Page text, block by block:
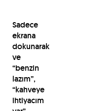
Sadece
ekrana
dokunarak
ve
“benzin
lazım”,
“kahveye
ihtiyacım